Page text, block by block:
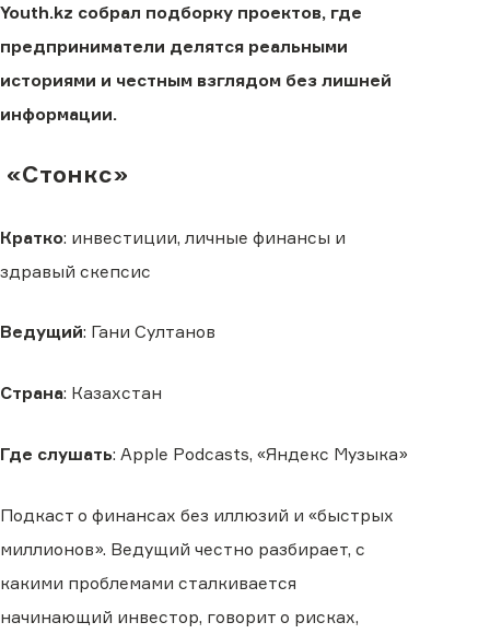
Youth.kz собрал подборку проектов, где
предприниматели делятся реальными
историями и честным взглядом без лишней
информации.
«Стонкс»
Кратко: инвестиции, личные финансы и
здравый скепсис
Ведущий: Гани Султанов
Страна: Казахстан
Где слушать: Apple Podcasts, «Яндекс Музыка»
Подкаст о финансах без иллюзий и «быстрых
миллионов». Ведущий честно разбирает, с
какими проблемами сталкивается
начинающий инвестор, говорит о рисках,